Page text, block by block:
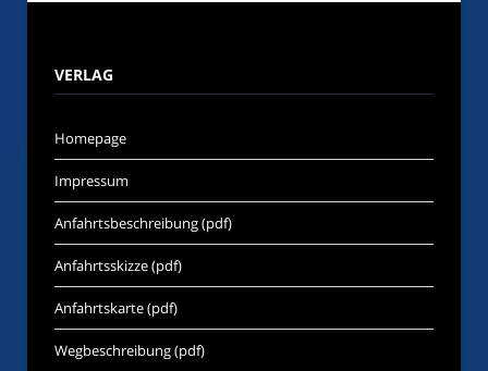
VERLAG
Homepage
Impressum
Anfahrtsbeschreibung (pdf)
Anfahrtsskizze (pdf)
Anfahrtskarte (pdf)
Wegbeschreibung (pdf)